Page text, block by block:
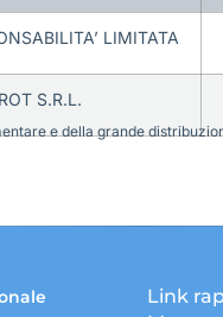
LIMITATA
S.R.L.
e della grande
Link